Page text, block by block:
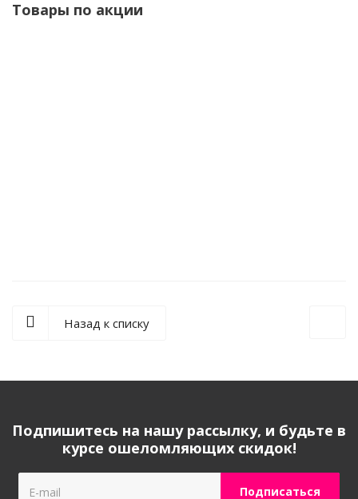
Товары по акции
Назад к списку
Подпишитесь на нашу рассылку, и будьте в
курсе ошеломляющих скидок!